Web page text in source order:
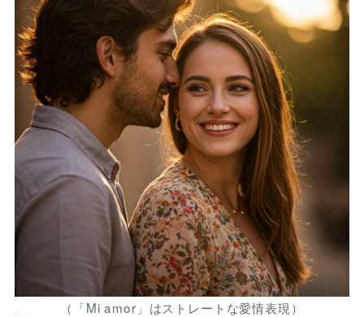
（「Mi amor」はストレートな愛情表現）